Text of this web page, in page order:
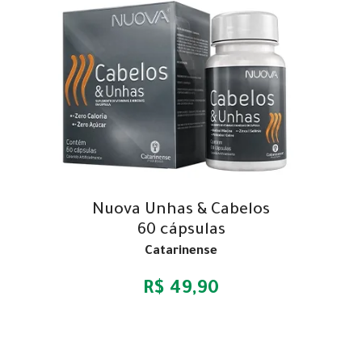
Nuova Unhas & Cabelos
60 cápsulas
Catarinense
R$ 49,90